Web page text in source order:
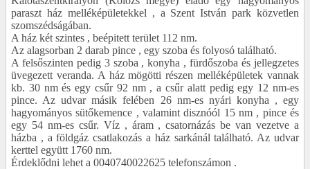
paraszt ház melléképületekkel , a Szent István park közvetlen
szomszédságában.
A ház két szintes , beépitett terület 112 nm.
Az alagsorban 2 darab pince , egy szoba és folyosó található.
A felsőszinten pedig 3 szoba , konyha , fürdőszoba és jellegzetes
üvegezett veranda. A ház mögötti részen melléképületek vannak
kb. 30 nm és egy csűr 92 nm , a csűr alatt pedig egy 12 nm-es
pince. Az udvar másik felében 26 nm-es nyári konyha , egy
hagyományos sütőkemence , valamint disznóól 15 nm , pince és
egy 54 nm-es csűr. Víz , áram , csatornázás be van vezetve a
házba , a földgáz csatlakozás a ház sarkánál található. Az udvar
kerttel együtt 1760 nm.
Érdeklődni lehet a 0040740022625 telefonszámon .